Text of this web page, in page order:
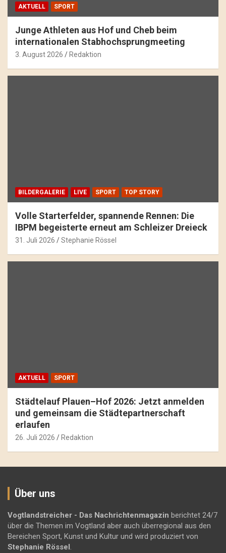
AKTUELL SPORT
Junge Athleten aus Hof und Cheb beim
internationalen Stabhochsprungmeeting
3. August 2026 Redaktion
BILDERGALERIE LIVE SPORT TOP STORY
Volle Starterfelder, spannende Rennen: Die
IBPM begeisterte erneut am Schleizer Dreieck
31. Juli 2026 Stephanie Rössel
AKTUELL SPORT
Städtelauf Plauen–Hof 2026: Jetzt anmelden
und gemeinsam die Städtepartnerschaft
erlaufen
26. Juli 2026 Redaktion
Über uns
Vogtlandstreicher - Das Nachrichtenmagazin berichtet 24/7
über die Themen im Vogtland aber auch überregional aus den
Bereichen Sport, Kunst und Kultur und wird produziert von
Stephanie Rössel.